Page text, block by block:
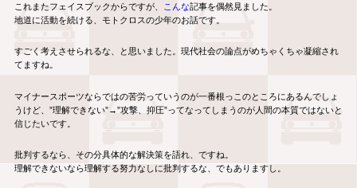
これまたフェイスブックからですが、 こんな記事を偶然見ました。
地道に活動を続ける、モトクロスの少年のお話です。
すごく考えさせられるな、と思いました。現代社会の論点がめちゃくちゃ凝縮され
てますね。
マイナースポーツならではの苦労っていうのが一番根っこのところにあるんでしょ
うけど、”理解できない”→”攻撃、抑圧”ってなってしまうのが人間の本質ではないと
信じたいです。
批判するなら、その分具体的な解決策を語れ、ですね。
理解できないなら理解する努力なしに批判するな、でもありますし。